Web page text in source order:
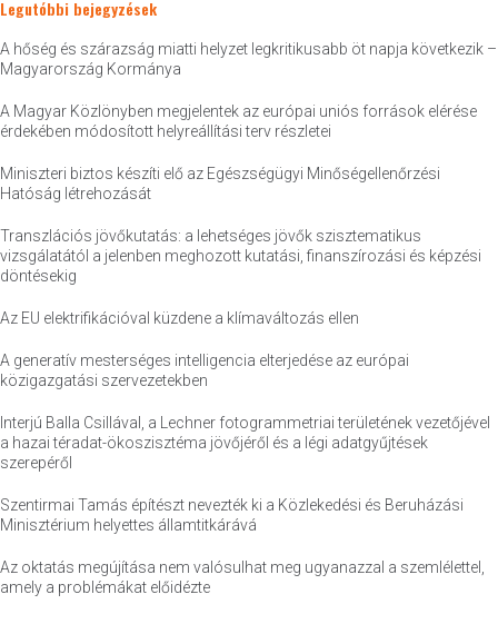
Legutóbbi bejegyzések
A hőség és szárazság miatti helyzet legkritikusabb öt napja következik –
Magyarország Kormánya
A Magyar Közlönyben megjelentek az európai uniós források elérése
érdekében módosított helyreállítási terv részletei
Miniszteri biztos készíti elő az Egészségügyi Minőségellenőrzési
Hatóság létrehozását
Transzlációs jövőkutatás: a lehetséges jövők szisztematikus
vizsgálatától a jelenben meghozott kutatási, finanszírozási és képzési
döntésekig
Az EU elektrifikációval küzdene a klímaváltozás ellen
A generatív mesterséges intelligencia elterjedése az európai
közigazgatási szervezetekben
Interjú Balla Csillával, a Lechner fotogrammetriai területének vezetőjével
a hazai téradat-ökoszisztéma jövőjéről és a légi adatgyűjtések
szerepéről
Szentirmai Tamás építészt nevezték ki a Közlekedési és Beruházási
Minisztérium helyettes államtitkárává
Az oktatás megújítása nem valósulhat meg ugyanazzal a szemlélettel,
amely a problémákat előidézte